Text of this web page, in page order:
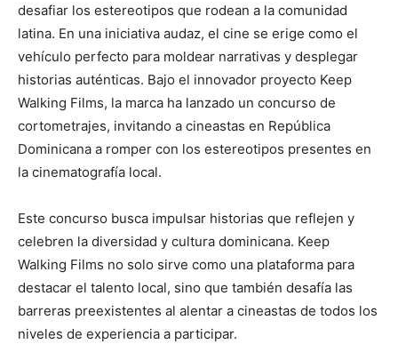
desafiar los estereotipos que rodean a la comunidad
latina. En una iniciativa audaz, el cine se erige como el
vehículo perfecto para moldear narrativas y desplegar
historias auténticas. Bajo el innovador proyecto Keep
Walking Films, la marca ha lanzado un concurso de
cortometrajes, invitando a cineastas en República
Dominicana a romper con los estereotipos presentes en
la cinematografía local.
Este concurso busca impulsar historias que reflejen y
celebren la diversidad y cultura dominicana. Keep
Walking Films no solo sirve como una plataforma para
destacar el talento local, sino que también desafía las
barreras preexistentes al alentar a cineastas de todos los
niveles de experiencia a participar.